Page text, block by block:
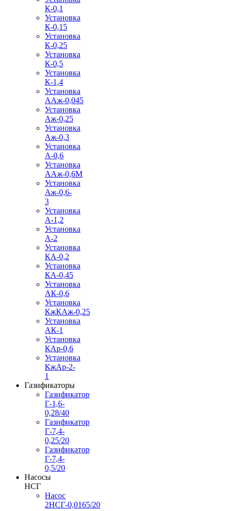
К-0,1
Установка
К-0,15
Установка
К-0,25
Установка
К-0,5
Установка
К-1,4
Установка
ААж-0,045
Установка
Аж-0,25
Установка
Аж-0,3
Установка
А-0,6
Установка
ААж-0,6М
Установка
Аж-0,6-
3
Установка
А-1,2
Установка
А-2
Установка
КА-0,2
Установка
КА-0,45
Установка
АК-0,6
Установка
КжКАж-0,25
Установка
АК-1
Установка
КАр-0,6
Установка
КжАр-2-
1
Газификаторы
Газификатор
Г-1,6-
0,28/40
Газификатор
Г-7,4-
0,25/20
Газификатор
Г-7,4-
0,5/20
Насосы
НСГ
Насос
2НСГ-0,0165/20